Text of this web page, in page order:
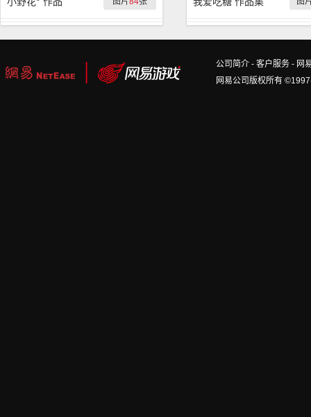
公司简介 - 客户服务 - 网
网易公司版权所有